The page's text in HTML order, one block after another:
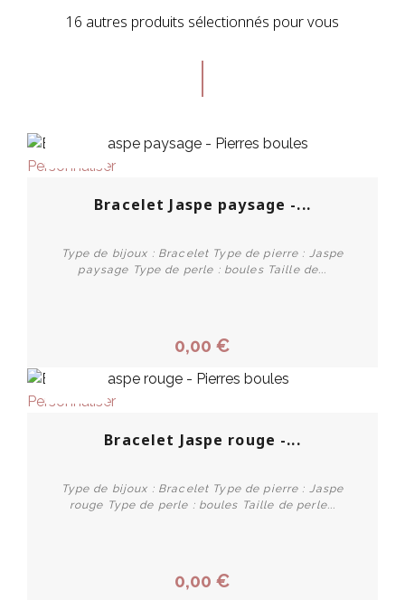
16 autres produits sélectionnés pour vous
Personnaliser
Bracelet Jaspe paysage -...
Type de bijoux : Bracelet Type de pierre : Jaspe
paysage Type de perle : boules Taille de...
0,00 €
Personnaliser
Bracelet Jaspe rouge -...
Type de bijoux : Bracelet Type de pierre : Jaspe
rouge Type de perle : boules Taille de perle...
0,00 €